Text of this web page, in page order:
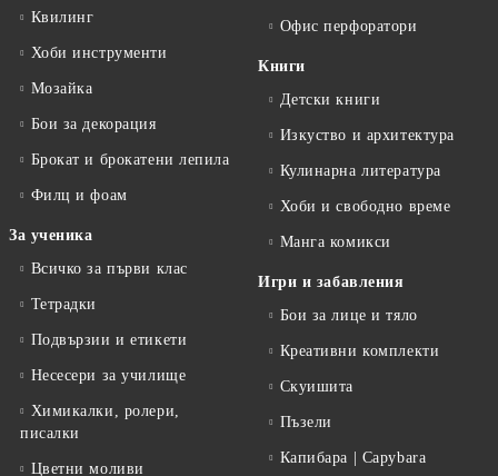
Квилинг
Хоби инструменти
Мозайка
Бои за декорация
Брокат и брокатени лепила
Филц и фоам
За ученика
Всичко за първи клас
Тетрадки
Подвързии и етикети
Несесери за училище
Химикалки, ролери,
писалки
Цветни моливи
Офис перфоратори
Книги
Детски книги
Изкуство и архитектура
Кулинарна литература
Хоби и свободно време
Манга комикси
Игри и забавления
Бои за лице и тяло
Креативни комплекти
Скуишита
Пъзели
Капибара | Capybara